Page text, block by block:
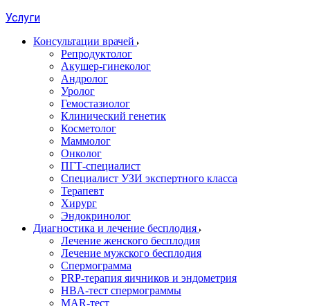
Услуги
Консультации врачей
Репродуктолог
Акушер-гинеколог
Андролог
Уролог
Гемостазиолог
Клинический генетик
Косметолог
Маммолог
Онколог
ПГТ-специалист
Специалист УЗИ экспертного класса
Терапевт
Хирург
Эндокринолог
Диагностика и лечение бесплодия
Лечение женского бесплодия
Лечение мужского бесплодия
Спермограмма
PRP-терапия яичников и эндометрия
HBA-тест спермограммы
MAR-тест